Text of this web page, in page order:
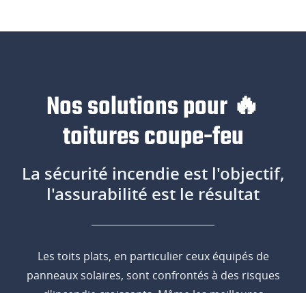
Nos solutions pour 🔥
toitures coupe-feu
La sécurité incendie est l'objectif,
l'assurabilité est le résultat
Les toits plats, en particulier ceux équipés de
panneaux solaires, sont confrontés à des risques